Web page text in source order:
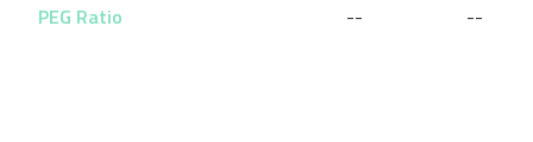
PEG Ratio
-- --